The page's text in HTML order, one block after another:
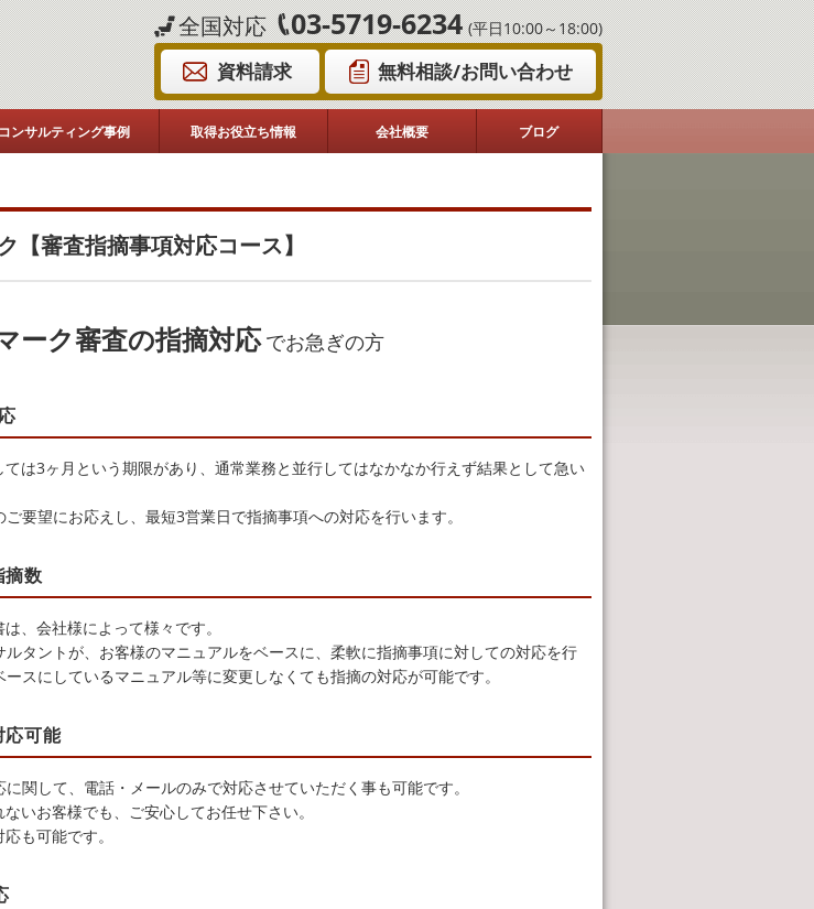
全国対応 03-5719-6234 (平日10:00～18:00)
資料請求 無料相談/お問い合わせ
コンサルティング事例 取得お役立ち情報 会社概要 ブログ
【審査指摘事項対応コース】
ーク審査の指摘対応でお急ぎの方
は3ヶ月という期限があり、通常業務と並行してはなかなか行えず結果として急い
要望にお応えし、最短3営業日で指摘事項への対応を行います。
摘数
、会社様によって様々です。
ルタントが、お客様のマニュアルをベースに、柔軟に指摘事項に対しての対応を行
スにしているマニュアル等に変更しなくても指摘の対応が可能です。
応可能
関して、電話・メールのみで対応させていただく事も可能です。
いお客様でも、ご安心してお任せ下さい。
も可能です。